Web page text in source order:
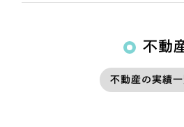
不動
不動産の実績